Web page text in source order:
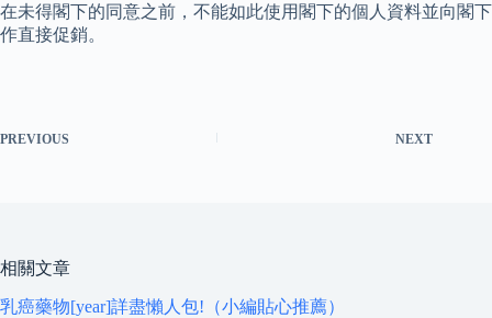
在未得閣下的同意之前，不能如此使用閣下的個人資料並向閣下
作直接促銷。
PREVIOUS NEXT
相關文章
乳癌藥物[year]詳盡懶人包!（小編貼心推薦）